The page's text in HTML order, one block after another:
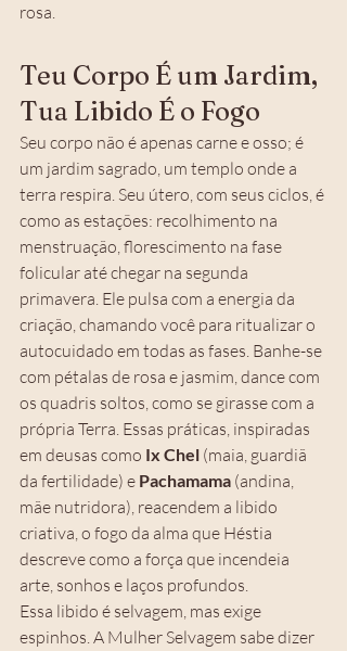
rosa.
Teu Corpo É um Jardim,
Tua Libido É o Fogo
Seu corpo não é apenas carne e osso; é
um jardim sagrado, um templo onde a
terra respira. Seu útero, com seus ciclos, é
como as estações: recolhimento na
menstruação, florescimento na fase
folicular até chegar na segunda
primavera. Ele pulsa com a energia da
criação, chamando você para ritualizar o
autocuidado em todas as fases. Banhe-se
com pétalas de rosa e jasmim, dance com
os quadris soltos, como se girasse com a
própria Terra. Essas práticas, inspiradas
em deusas como Ix Chel (maia, guardiã
da fertilidade) e Pachamama (andina,
mãe nutridora), reacendem a libido
criativa, o fogo da alma que Héstia
descreve como a força que incendeia
arte, sonhos e laços profundos.
Essa libido é selvagem, mas exige
espinhos. A Mulher Selvagem sabe dizer